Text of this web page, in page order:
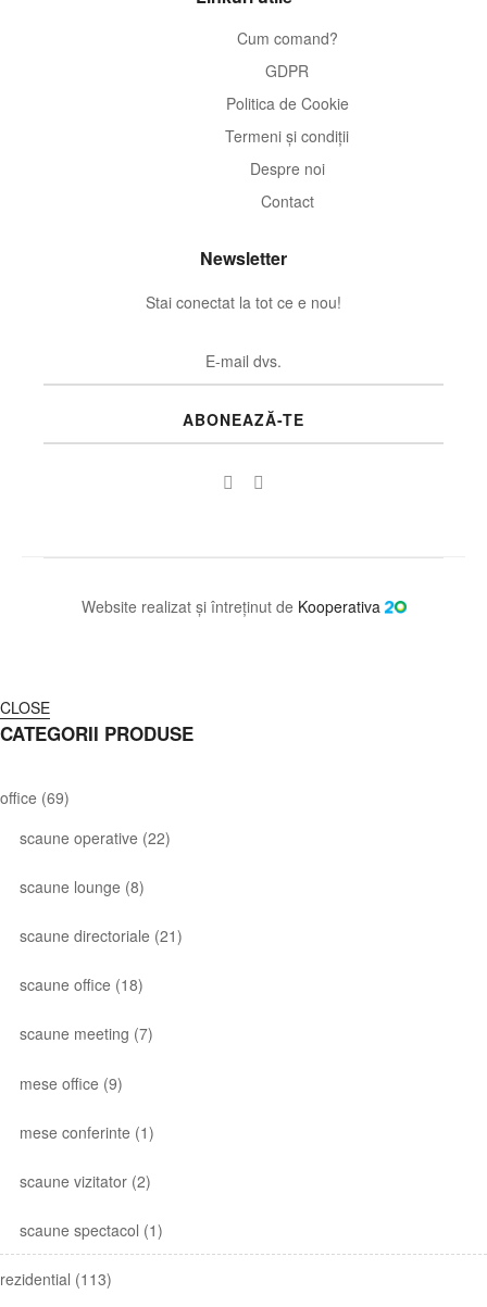
Cum comand?
GDPR
Politica de Cookie
Termeni și condiții
Despre noi
Contact
Newsletter
Stai conectat la tot ce e nou!
ABONEAZĂ-TE
Website realizat și întreținut de Kooperativa
CLOSE
CATEGORII PRODUSE
office (69)
scaune operative (22)
scaune lounge (8)
scaune directoriale (21)
scaune office (18)
scaune meeting (7)
mese office (9)
mese conferinte (1)
scaune vizitator (2)
scaune spectacol (1)
rezidential (113)